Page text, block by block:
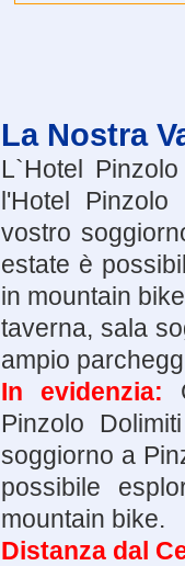
La Nostra
L`Hotel
l'Hotel
vostro
estate è
in mountain
taverna, sala
ampio
In evidenzia:
Pinzolo
soggiorno a
possibile
mountain bike.
Distanza dal